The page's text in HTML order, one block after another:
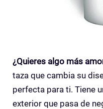
¿Quieres algo más
taza que cambia su
perfecta para ti. Tiene
exterior que pasa de